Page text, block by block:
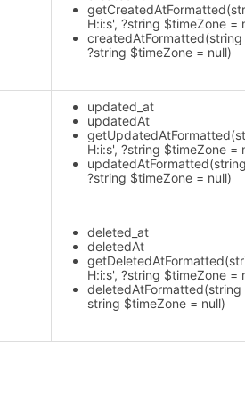
H:i:s', ?string $timeZone =
?string $timeZone = null)
updated_at
updatedAt
H:i:s', ?string $timeZone =
?string $timeZone = null)
deleted_at
deletedAt
H:i:s', ?string $timeZone =
string $timeZone = null)